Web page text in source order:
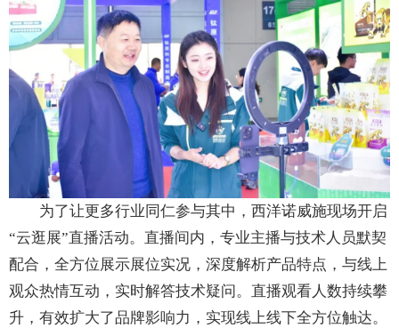
为了让更多行业同仁参与其中，西洋诺威施现场开启
“云逛展”直播活动。直播间内，专业主播与技术人员默契
配合，全方位展示展位实况，深度解析产品特点，与线上
观众热情互动，实时解答技术疑问。直播观看人数持续攀
升，有效扩大了品牌影响力，实现线上线下全方位触达。